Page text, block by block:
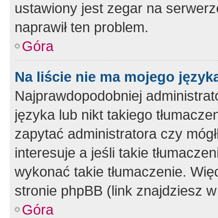
ustawiony jest zegar na
naprawił ten problem.
Góra
Na liście nie ma mojego
Najprawdopodobniej
języka lub nikt takiego
zapytać administratora czy
interesuje a jeśli takie
wykonać takie tłumaczenie.
stronie phpBB (link znajdziesz
Góra